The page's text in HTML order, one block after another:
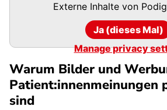
Externe Inhalte von
Ja (dieses Mal)
Manage privacy
Warum Bilder und
Patient:innenmeinungen
sind